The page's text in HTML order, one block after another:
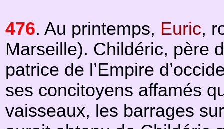
476. Au printemps, Euric,
Marseille). Childéric, père
patrice de l’Empire
ses concitoyens affamés
vaisseaux, les barrages